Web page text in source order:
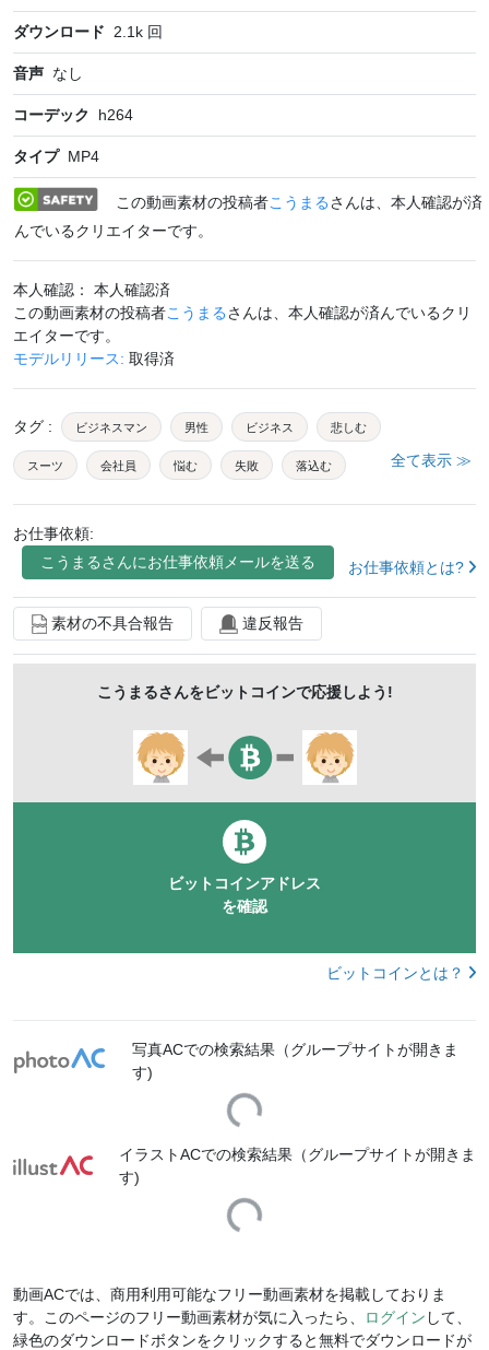
ダウンロード 2.1k 回
音声 なし
コーデック h264
タイプ MP4
この動画素材の投稿者こうまるさんは、本人確認が済
んでいるクリエイターです。
本人確認： 本人確認済
この動画素材の投稿者こうまるさんは、本人確認が済んでいるクリ
エイターです。
モデルリリース: 取得済
タグ : ビジネスマン 男性 ビジネス 悲しむ
スーツ 会社員 悩む 失敗 落込む
ストレス 人物 悩み 困る 苦悩 不安
新入社員
サラリーマン リストラ 日本人 会社
経営 ネガティブ 失業
不況 絶望 落ち込む 考える 過労 疲労
アジア人 疲れ 1人 上半身
白背景 若い ミス
ポーズ
全て表示 ≫
お仕事依頼:
こうまる さんにお仕事依頼メールを送る お仕事依頼とは?
素材の不具合報告 違反報告
こうまるさんをビットコインで応援しよう!
ビットコインアドレス
を確認
ビットコインとは？
写真ACでの検索結果（グループサイトが開きま
す)
Loading...
イラストACでの検索結果（グループサイトが開きま
す)
Loading...
動画ACでは、商用利用可能なフリー動画素材を掲載しておりま
す。このページのフリー動画素材が気に入ったら、
ログイン して、
緑色のダウンロードボタンをクリックすると無料でダウンロードが